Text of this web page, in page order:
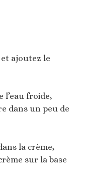
ajoutez le
l’eau froide,
dans un peu de
la crème,
sur la base